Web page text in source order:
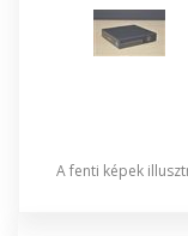
A fenti képek